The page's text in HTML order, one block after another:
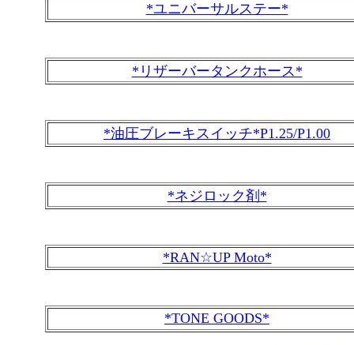
*ユニバーサルステー*
*リザーバータンクホース*
*油圧ブレーキスイッチ*P1.25/P1.00
*ネジロック剤*
*RAN☆UP Moto*
*TONE GOODS*